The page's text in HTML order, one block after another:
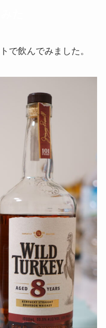
で飲んでみました。